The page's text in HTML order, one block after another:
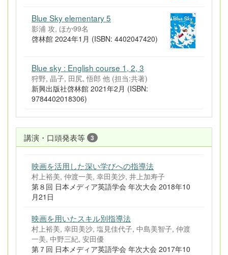
Blue Sky elementary 5
影浦 攻, ほか99名
啓林館 2024年1月 (ISBN: 4402047420)
Blue sky : English course 1, 2, 3
狩野, 晶子, 田尻, 悟郎 他 (担当:共著)
新興出版社啓林館 2021年2月 (ISBN:
9784402018306)
講演・口頭発表等 3
映画を活用した深い学びへの指導法
村上裕美, 仲渡一美, 幸田美沙, 井上加寿子
第８回 日本メディア英語学会 年次大会 2018年10
月21日
映画を用いたスキル別指導法
村上裕美, 幸田美沙, 塩見佳代子, 中島美智子, 仲渡
一美, 中野三紀, 安田優
第７回 日本メディア英語学会 年次大会 2017年10